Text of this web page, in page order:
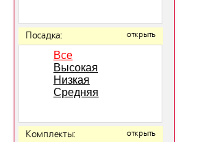
Посадка: открыть
Все
Высокая
Низкая
Средняя
Комплекты: открыть